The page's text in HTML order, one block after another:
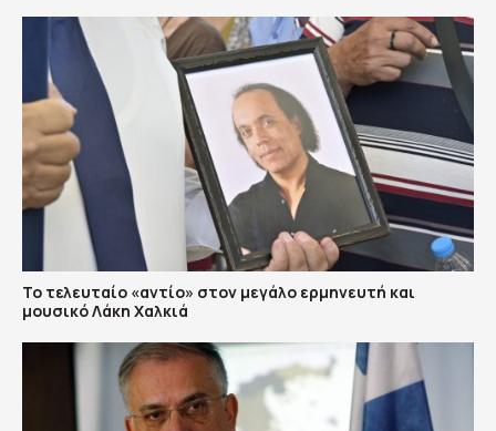
Το τελευταίο «αντίο» στον μεγάλο ερμηνευτή και
μουσικό Λάκη Χαλκιά